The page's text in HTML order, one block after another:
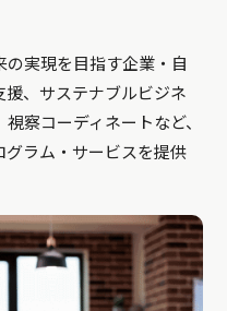
実現を目指す企業・自
、サステナブルビジネ
察コーディネートなど、
ラム・サービスを提供